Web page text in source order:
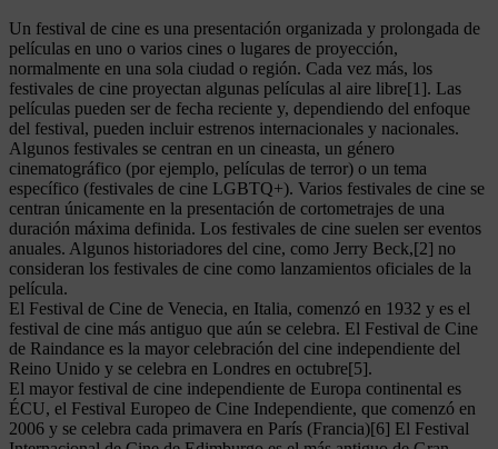
Un festival de cine es una presentación organizada y prolongada de
películas en uno o varios cines o lugares de proyección,
normalmente en una sola ciudad o región. Cada vez más, los
festivales de cine proyectan algunas películas al aire libre[1]. Las
películas pueden ser de fecha reciente y, dependiendo del enfoque
del festival, pueden incluir estrenos internacionales y nacionales.
Algunos festivales se centran en un cineasta, un género
cinematográfico (por ejemplo, películas de terror) o un tema
específico (festivales de cine LGBTQ+). Varios festivales de cine se
centran únicamente en la presentación de cortometrajes de una
duración máxima definida. Los festivales de cine suelen ser eventos
anuales. Algunos historiadores del cine, como Jerry Beck,[2] no
consideran los festivales de cine como lanzamientos oficiales de la
película.
El Festival de Cine de Venecia, en Italia, comenzó en 1932 y es el
festival de cine más antiguo que aún se celebra. El Festival de Cine
de Raindance es la mayor celebración del cine independiente del
Reino Unido y se celebra en Londres en octubre[5].
El mayor festival de cine independiente de Europa continental es
ÉCU, el Festival Europeo de Cine Independiente, que comenzó en
2006 y se celebra cada primavera en París (Francia)[6] El Festival